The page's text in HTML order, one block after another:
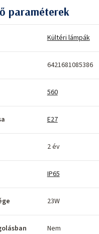
paraméterek
Kültéri lámpák
6421681085386
560
E27
2 év
IP65
23W
Nem